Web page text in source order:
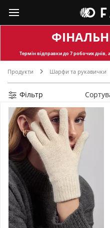
Термін відправкидо 7 робочих днів,
Продукти Шарфи та рукавички
Фільтр